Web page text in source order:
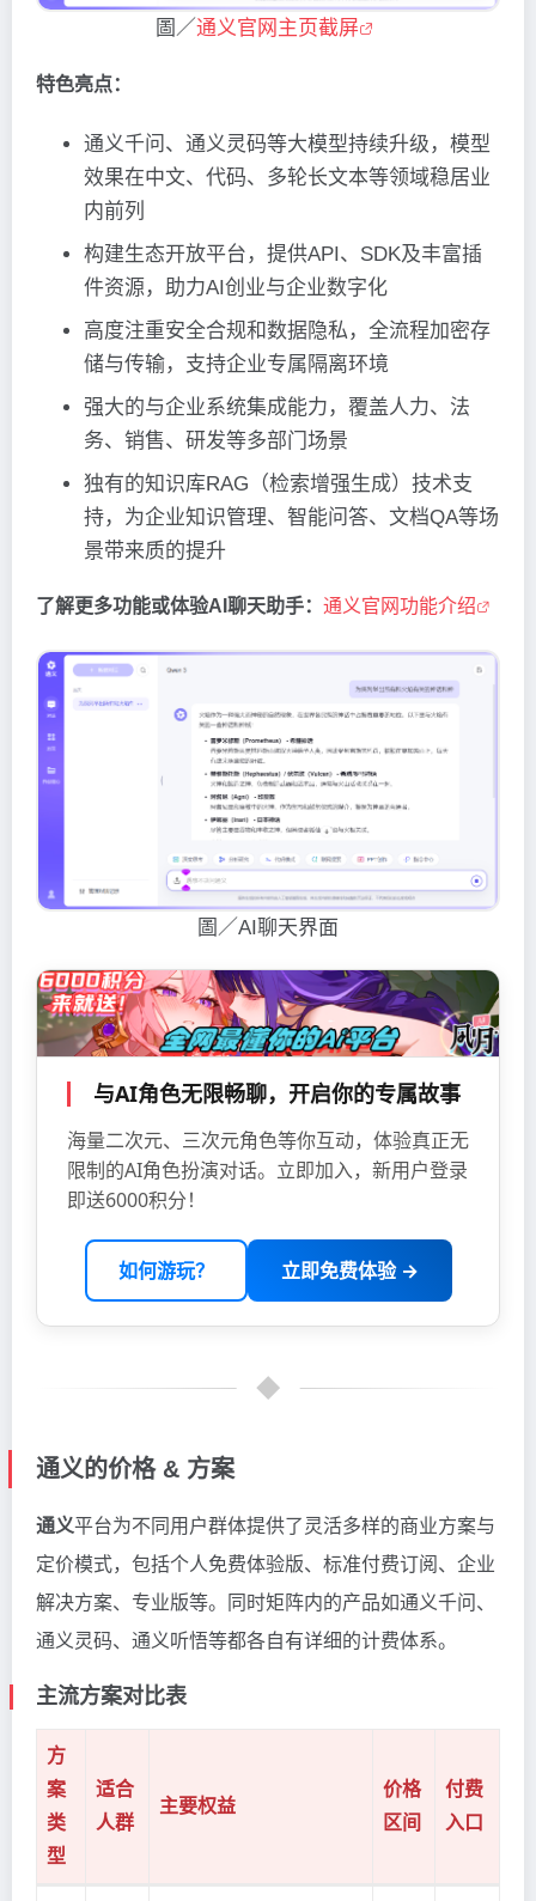
圖／通义官网主页截屏
特色亮点：
通义千问、通义灵码等大模型持续升级，模型
效果在中文、代码、多轮长文本等领域稳居业
内前列
构建生态开放平台，提供API、SDK及丰富插
件资源，助力AI创业与企业数字化
高度注重安全合规和数据隐私，全流程加密存
储与传输，支持企业专属隔离环境
强大的与企业系统集成能力，覆盖人力、法
务、销售、研发等多部门场景
独有的知识库RAG（检索增强生成）技术支
持，为企业知识管理、智能问答、文档QA等场
景带来质的提升
了解更多功能或体验AI聊天助手： 通义官网功能介绍
圖／AI聊天界面
与AI角色无限畅聊，开启你的专属故事
海量二次元、三次元角色等你互动，体验真正无
限制的AI角色扮演对话。立即加入，新用户登录
即送6000积分！
如何游玩？ 立即免费体验 →
通义的价格 & 方案
通义平台为不同用户群体提供了灵活多样的商业方案与
定价模式，包括个人免费体验版、标准付费订阅、企业
解决方案、专业版等。同时矩阵内的产品如通义千问、
通义灵码、通义听悟等都各自有详细的计费体系。
主流方案对比表
方
案
类
型
适合
人群
主要权益
价格
区间
付费
入口